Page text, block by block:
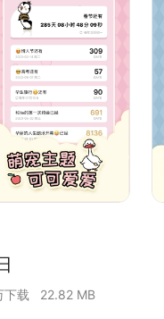
生日、聚会、出游，都是值
？别慌，有我们提醒，你每
数拾光，提前做好假期游玩
倒计时提醒，工作学习安排
的桌面带来不同的风格展
~拍张照片送TA一个意想
分你一半，你的桌面分我一
建议，欢迎加入我们的
下载 22.82 MB